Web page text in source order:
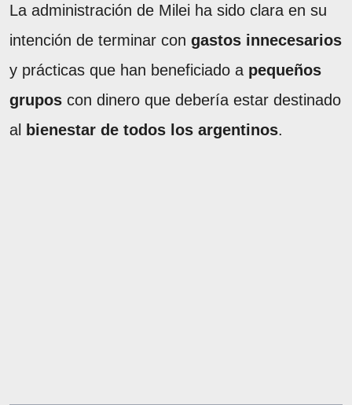
La administración de Milei ha sido clara en su
intención de terminar con gastos innecesarios
y prácticas que han beneficiado a pequeños
grupos con dinero que debería estar destinado
al
bienestar de todos los argentinos.